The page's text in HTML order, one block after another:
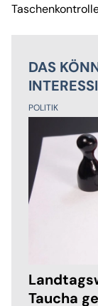
DAS
POLITIK
Taucha